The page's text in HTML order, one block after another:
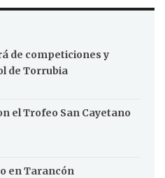
de competiciones y
de Torrubia
el Trofeo San Cayetano
en Tarancón